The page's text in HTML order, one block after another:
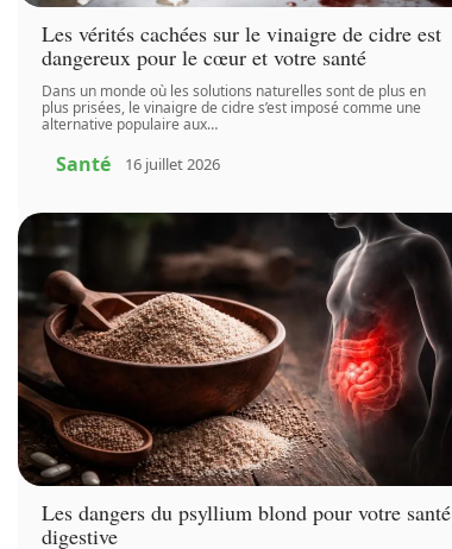
Les vérités cachées sur le vinaigre de cidre est
dangereux pour le cœur et votre santé
Dans un monde où les solutions naturelles sont de plus en
plus prisées, le vinaigre de cidre s’est imposé comme une
alternative populaire aux…
Santé 16 juillet 2026
Les dangers du psyllium blond pour votre santé
digestive